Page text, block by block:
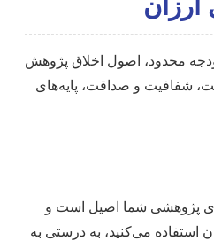
ارزان
محدود، اصول اخلاق پژوهش
شفافیت و صداقت، پایه‌های
پژوهشی شما اصیل است و
استفاده می‌کنید، به درستی به